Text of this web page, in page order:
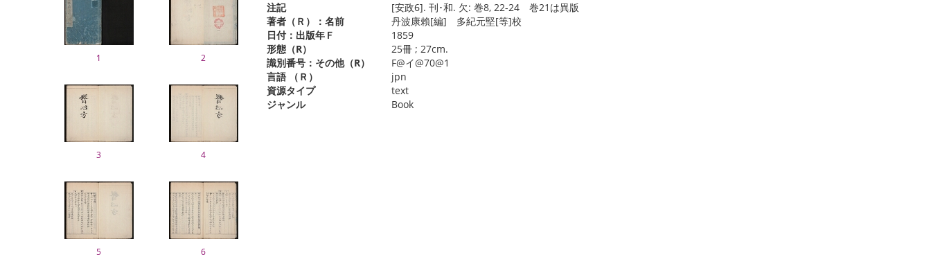
1 2
3 4
5 6
注記
[安政6]. 刊･和. 欠: 巻8, 22-24 巻21は異版
著者（Ｒ）：名前
丹波康賴[編] 多紀元堅[等]校
日付：出版年Ｆ
1859
形態（R）
25冊 ; 27cm.
識別番号：その他（R）
F@イ@70@1
言語 （Ｒ）
jpn
資源タイプ
text
ジャンル
Book